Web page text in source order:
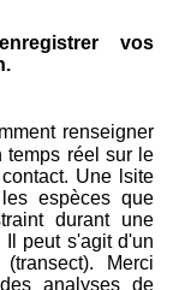
vos
renseigner
temps réel sur le
Une lsite
espèces que
durant une
peut s'agit d'un
Merci
analyses de